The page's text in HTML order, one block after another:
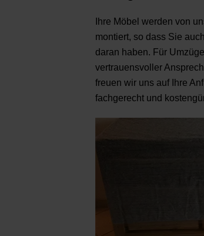
Ihre Möbel werden von
montiert, so dass Sie
daran haben. Für
vertrauensvoller
freuen wir uns auf Ihre
fachgerecht und